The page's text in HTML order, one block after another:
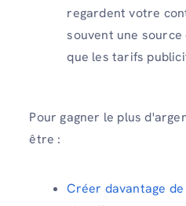
regardent votre
souvent une
que les tarifs
Pour gagner le plus
être :
Créer davantage